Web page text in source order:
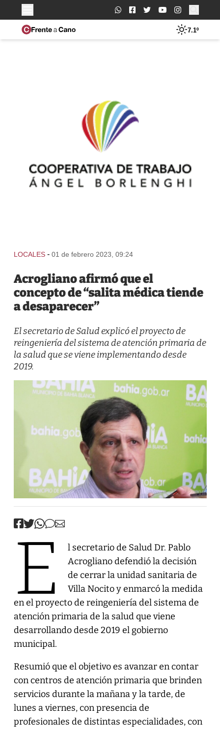
Buscar:
7.1º
LOCALES - 01 de febrero 2023, 09:24
Acrogliano afirmó que el
concepto de “salita médica tiende
a desaparecer”
El secretario de Salud explicó el proyecto de
reingeniería del sistema de atención primaria de
la salud que se viene implementando desde
2019.
E
l secretario de Salud Dr. Pablo
Acrogliano defendió la decisión
de cerrar la unidad sanitaria de
Villa Nocito y enmarcó la medida
en el proyecto de reingeniería del sistema de
atención primaria de la salud que viene
desarrollando desde 2019 el gobierno
municipal.
Resumió que el objetivo es avanzar en contar
con centros de atención primaria que brinden
servicios durante la mañana y la tarde, de
lunes a viernes, con presencia de
profesionales de distintas especialidades, con